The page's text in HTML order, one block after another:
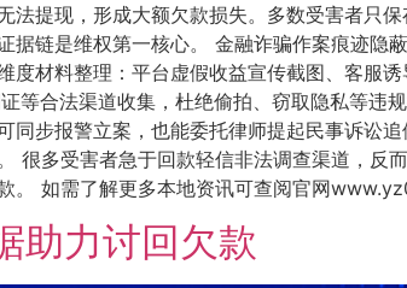
提现，形成大额欠款损失。多数受害者只
链是维权第一核心。 金融诈骗作案痕迹隐
材料整理：平台虚假收益宣传截图、客服
等合法渠道收集，杜绝偷拍、窃取隐私等违
步报警立案，也能委托律师提起民事诉讼
很多受害者急于回款轻信非法调查渠道，反
如需了解更多本地资讯可查阅官网
助力讨回欠款